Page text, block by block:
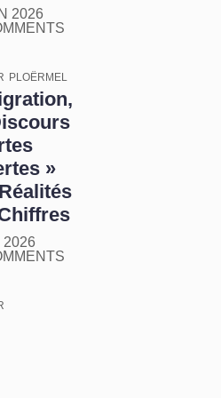
2026
PLOËRMEL
»
2026